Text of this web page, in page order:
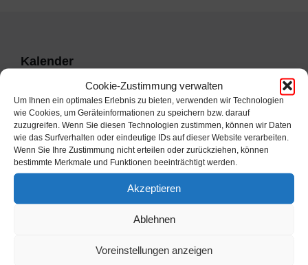
Cookie-Zustimmung verwalten
Um Ihnen ein optimales Erlebnis zu bieten, verwenden wir Technologien
wie Cookies, um Geräteinformationen zu speichern bzw. darauf
zuzugreifen. Wenn Sie diesen Technologien zustimmen, können wir Daten
wie das Surfverhalten oder eindeutige IDs auf dieser Website verarbeiten.
Wenn Sie Ihre Zustimmung nicht erteilen oder zurückziehen, können
bestimmte Merkmale und Funktionen beeinträchtigt werden.
Akzeptieren
Ablehnen
Voreinstellungen anzeigen
Kalender
August2026
Previous
Month
Next
Month
Skip
calendar
days
27 28 29 30 31 1
6 7
13 14
20